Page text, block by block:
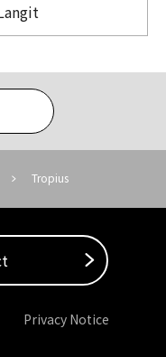
Tropius
Privacy Notice